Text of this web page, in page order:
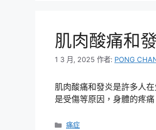
肌肉酸痛和
1 3 月, 2025 作者: PONG
肌肉酸痛和發炎是許多人
是受傷等原因，身體的疼
分
痛症